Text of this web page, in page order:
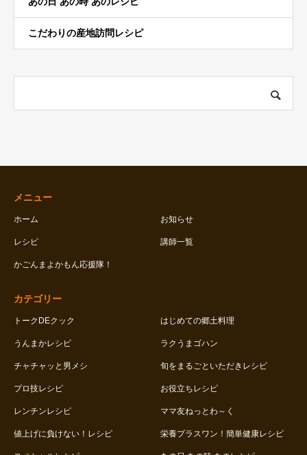
こだわりの産地訪問レシピ
メニュー
ホーム お知らせ
レシピ 講師一覧
かごんまよかもん応援隊！
カテゴリー
トークDEクック はじめての郷土料理
うんまかレシピ ラクうまゴハン
チャチャッと男メシ 旬をまるごといただきレシピ
プロ技レシピ お役立ちレシピ
レンチンレシピ ママ友ねっとわ～く
値上げに負けない！レシピ 栄養プラスワン！簡単健康レシピ